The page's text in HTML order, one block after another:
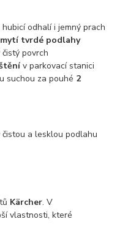
odhalí i jemný prach
tvrdé podlahy
povrch
v parkovací stanici
suchou za pouhé 2
a lesklou podlahu
Kärcher. V
vlastnosti, které